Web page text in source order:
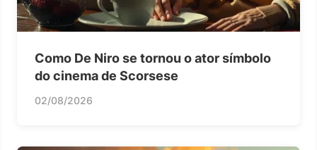
Como De Niro se tornou o ator símbolo
do cinema de Scorsese
02/08/2026